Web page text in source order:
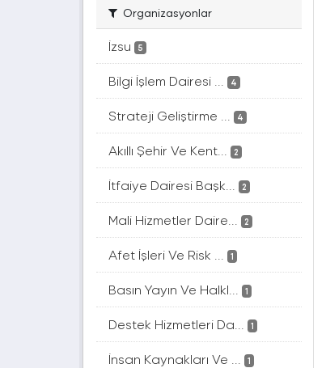
Organizasyonlar
İzsu 5
Bilgi İşlem Dairesi ... 4
Strateji Geliştirme ... 4
Akıllı Şehir Ve Kent... 2
İtfaiye Dairesi Başk... 2
Mali Hizmetler Daire... 2
Afet İşleri Ve Risk ... 1
Basın Yayın Ve Halkl... 1
Destek Hizmetleri Da... 1
İnsan Kaynakları Ve ... 1